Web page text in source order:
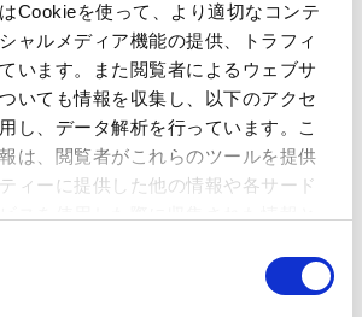
Cookieを使って、より適切なコンテ
ャルメディア機能の提供、トラフィ
います。また閲覧者によるウェブサ
いても情報を収集し、以下のアクセ
し、データ解析を行っています。こ
は、閲覧者がこれらのツールを提供
ィーに提供した他の情報や各サード
法制部会第8回 議事詳細―」が掲
残し事項：書面交付請求制度見直し